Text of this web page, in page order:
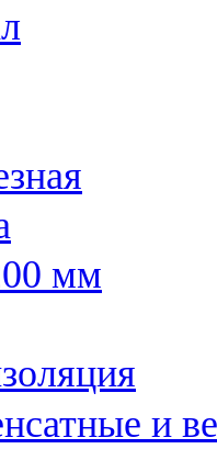
мм
и